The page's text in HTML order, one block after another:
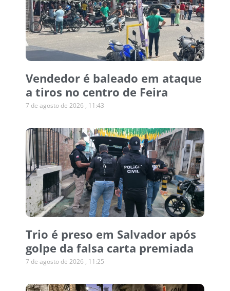
Vendedor é baleado em ataque
a tiros no centro de Feira
7 de agosto de 2026 11:43
Trio é preso em Salvador após
golpe da falsa carta premiada
7 de agosto de 2026 11:25